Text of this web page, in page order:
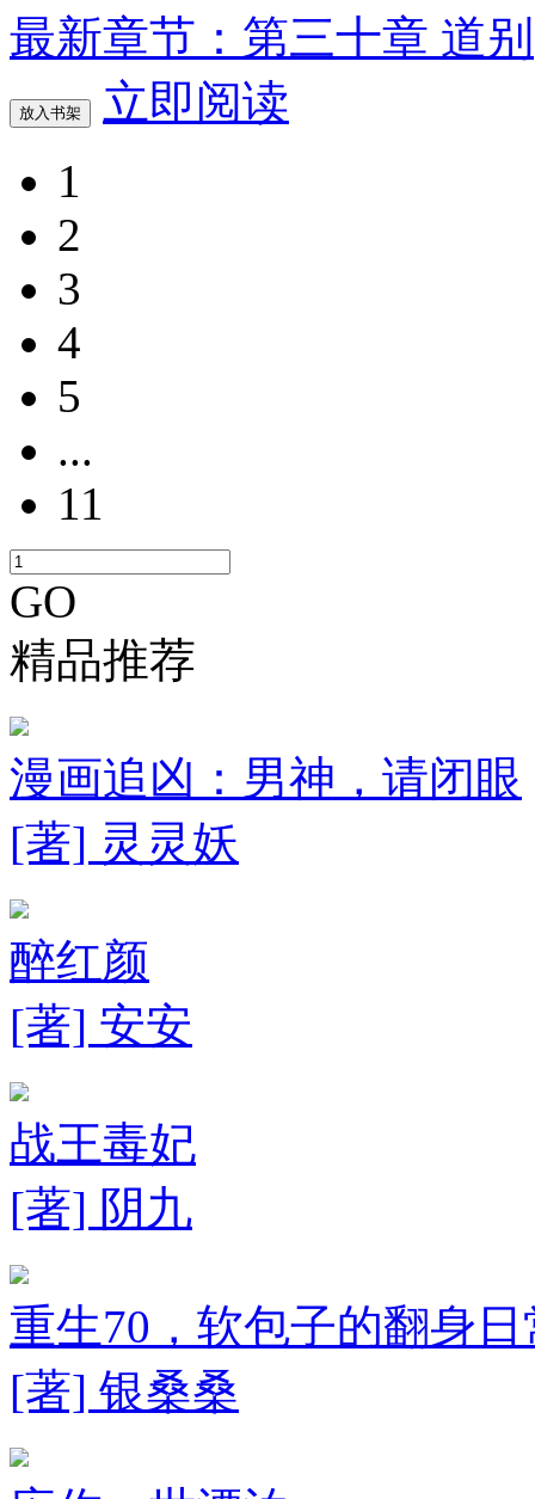
最新章节：第三十章 道别
放入书架
立即阅读
1
2
3
4
5
...
11
GO
精品推荐
漫画追凶：男神，请闭眼
[著] 灵灵妖
醉红颜
[著] 安安
战王毒妃
[著] 阴九
重生70，软包子的翻身日
[著] 银桑桑